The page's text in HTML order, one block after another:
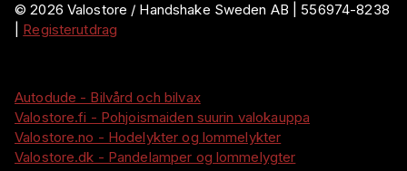
©2026 Valostore / Handshake Sweden AB
556974-8238
Registerutdrag
Autodude - Bilvård och bilvax
Valostore.fi - Pohjoismaiden suurin valokauppa
Valostore.no - Hodelykter og lommelykter
Valostore.dk - Pandelamper og lommelygter